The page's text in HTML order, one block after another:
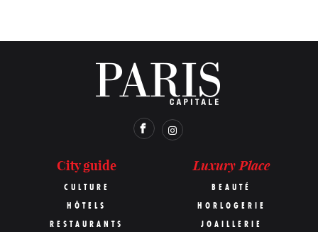
City guide
CULTURE
HÔTELS
RESTAURANTS
Luxury Place
BEAUTÉ
HORLOGERIE
JOAILLERIE